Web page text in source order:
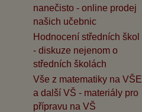
nanečisto - online prodej
našich učebnic
Hodnocení středních škol
- diskuze nejenom o
středních školách
Vše z matematiky na VŠE
a další VŠ - materiály pro
přípravu na VŠ